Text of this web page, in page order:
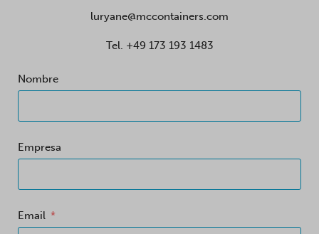
luryane@mccontainers.com
Tel. +49 173 193 1483
Nombre
Empresa
Email